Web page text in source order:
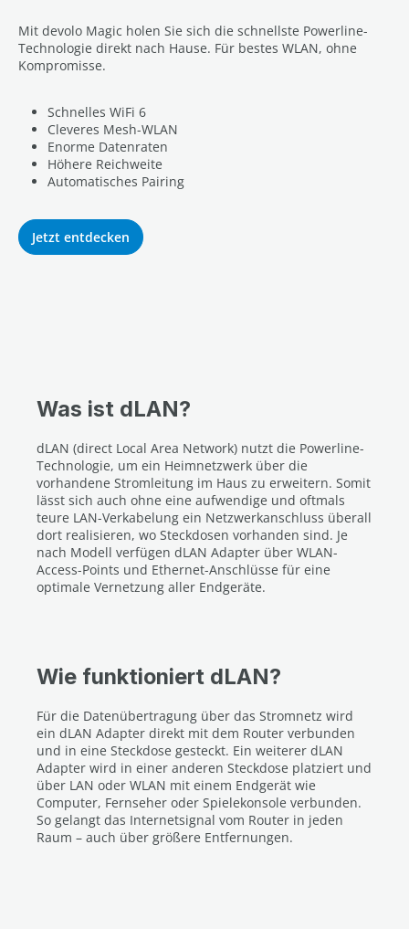
Mit devolo Magic holen Sie sich die schnellste Powerline-
Technologie direkt nach Hause. Für bestes WLAN, ohne
Kompromisse.
Schnelles WiFi 6
Cleveres Mesh-WLAN
Enorme Datenraten
Höhere Reichweite
Automatisches Pairing
Jetzt entdecken
Was ist dLAN?
dLAN (direct Local Area Network) nutzt die Powerline-
Technologie, um ein Heimnetzwerk über die
vorhandene Stromleitung im Haus zu erweitern. Somit
lässt sich auch ohne eine aufwendige und oftmals
teure LAN-Verkabelung ein Netzwerkanschluss überall
dort realisieren, wo Steckdosen vorhanden sind. Je
nach Modell verfügen dLAN Adapter über WLAN-
Access-Points und Ethernet-Anschlüsse für eine
optimale Vernetzung aller Endgeräte.
Wie funktioniert dLAN?
Für die Datenübertragung über das Stromnetz wird
ein dLAN Adapter direkt mit dem Router verbunden
und in eine Steckdose gesteckt. Ein weiterer dLAN
Adapter wird in einer anderen Steckdose platziert und
über LAN oder WLAN mit einem Endgerät wie
Computer, Fernseher oder Spielekonsole verbunden.
So gelangt das Internetsignal vom Router in jeden
Raum – auch über größere Entfernungen.